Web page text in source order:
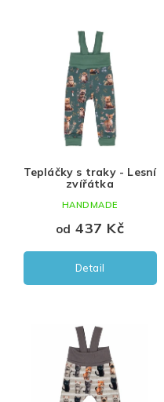
Modrá
Růžová
Bílá
Béžová
Hnědá
kluk
Uni
62
68
74
80
86
98
Tepláčky s traky - Lesní
zvířátka
od 437 Kč
Detail
HANDMADE